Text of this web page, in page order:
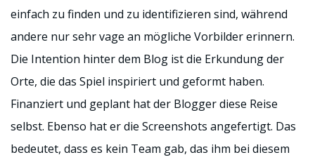
einfach zu finden und zu identifizieren sind, während
andere nur sehr vage an mögliche Vorbilder erinnern.
Die Intention hinter dem Blog ist die Erkundung der
Orte, die das Spiel inspiriert und geformt haben.
Finanziert und geplant hat der Blogger diese Reise
selbst. Ebenso hat er die Screenshots angefertigt. Das
bedeutet, dass es kein Team gab, das ihm bei diesem